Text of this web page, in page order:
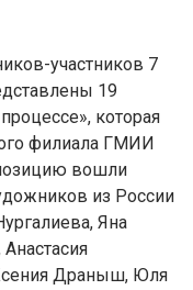
участников 7
19
которая
филиала ГМИИ
вошли
из России
Яна
Драныш, Юля